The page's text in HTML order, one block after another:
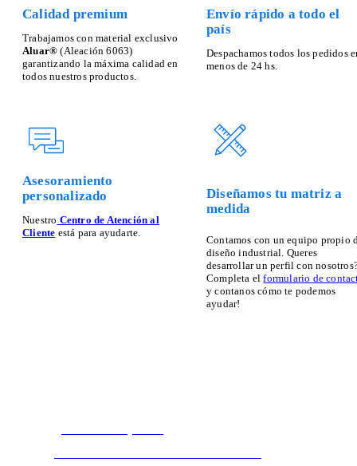
Calidad premium
Trabajamos con material exclusivo
Aluar® (Aleación 6063)
garantizando la máxima calidad en
todos nuestros productos.
Envío rápido a todo el
país
Despachamos todos los pedidos
menos de 24 hs.
Asesoramiento
personalizado
Nuestro Centro de Atención al
Cliente está para ayudarte.
Diseñamos tu matriz a
medida
Contamos con un equipo propio
diseño industrial. Queres
desarrollar un perfil con
Completa elformulario de
y contanos cómo te podemos
ayudar!